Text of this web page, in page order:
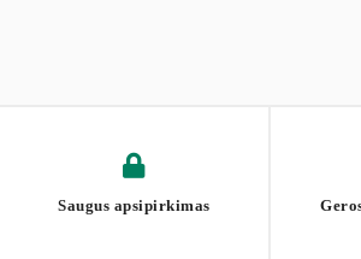
Su aiškiomis instrukcijomis ir pažymėtomis
Saugus apsipirkimas